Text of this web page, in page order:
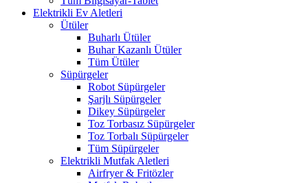
Elektrikli Ev Aletleri
Ütüler
Buharlı Ütüler
Buhar Kazanlı Ütüler
Tüm Ütüler
Süpürgeler
Robot Süpürgeler
Şarjlı Süpürgeler
Dikey Süpürgeler
Toz Torbasız Süpürgeler
Toz Torbalı Süpürgeler
Tüm Süpürgeler
Elektrikli Mutfak Aletleri
Airfryer & Fritözler